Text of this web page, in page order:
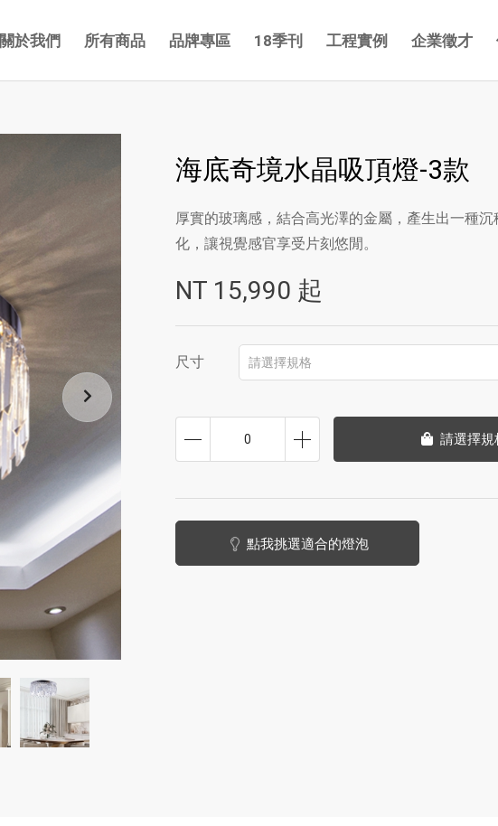
關於我們 所有商品 品牌專區 18季刊 工程實例 企業徵才
海底奇境水晶吸頂燈-3款
厚實的玻璃感，結合高光澤的金屬，產生出一種
化，讓視覺感官享受片刻悠閒。
NT 15,990 起
尺寸 請選擇規格
0 請選擇規
點我挑選適合的燈泡